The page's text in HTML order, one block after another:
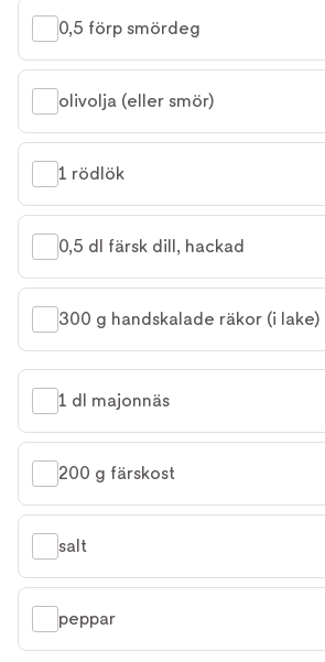
0,5 förp smördeg
olivolja (eller smör)
1 rödlök
0,5 dl färsk dill, hackad
300 g handskalade räkor (i lake)
1 dl majonnäs
200 g färskost
salt
peppar